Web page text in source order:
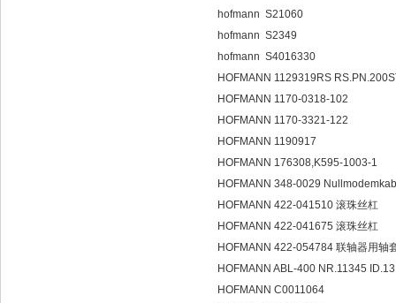
hofmann S21060
hofmann S2349
hofmann S4016330
HOFMANN 1129319RS
HOFMANN 1170-0318-102
HOFMANN 1170-3321-122
HOFMANN 1190917
HOFMANN 176308,K595-1003-1
HOFMANN 348-0029
HOFMANN 422-041510 滚珠丝杠
HOFMANN 422-041675 滚珠丝杠
HOFMANN 422-054784 联轴器用轴
HOFMANN ABL-400 NR.11345
HOFMANN C0011064